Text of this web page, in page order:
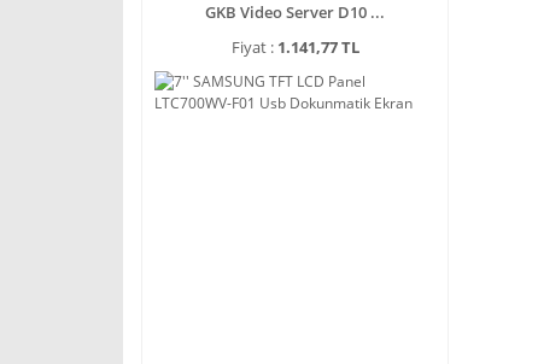
GKB Video Server D10 ...
Fiyat : 1.141,77 TL